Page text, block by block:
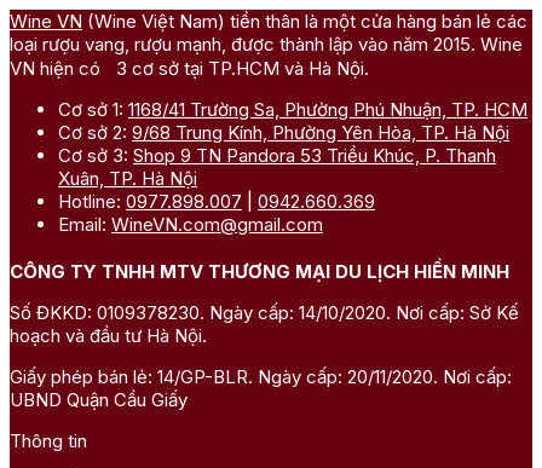
Wine VN (Wine Việt Nam) tiền thân là một cửa hàng bán lẻ các
loại rượu vang, rượu mạnh, được thành lập vào năm 2015. Wine
VN hiện có 3 cơ sở tại TP.HCM và Hà Nội.
Cơ sở 1: 1168/41 Trường Sa, Phường Phú Nhuận, TP. HCM
Cơ sở 2: 9/68 Trung Kính, Phường Yên Hòa, TP. Hà Nội
Cơ sở 3: Shop 9 TN Pandora 53 Triều Khúc, P. Thanh
Xuân, TP. Hà Nội
Hotline: 0977.898.007
0942.660.369
Email: WineVN.com@gmail.com
CÔNG TY TNHH MTV THƯƠNG MẠI DU LỊCH HIỀN MINH
Số ĐKKD: 0109378230. Ngày cấp: 14/10/2020. Nơi cấp: Sở Kế
hoạch và đầu tư Hà Nội.
Giấy phép bán lẻ: 14/GP-BLR. Ngày cấp: 20/11/2020. Nơi cấp:
UBND Quận Cầu Giấy
Thông tin